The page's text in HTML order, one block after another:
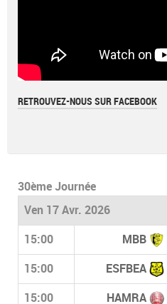
RETROUVEZ-NOUS SUR FACEBOOK
30ème Journée
Ven 17 Avr. 2026
15:00 MBB
15:00 ESFBEA
15:00 HAMRA